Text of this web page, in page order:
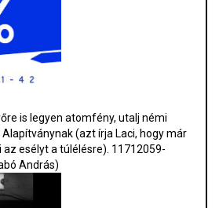
is legyen atomfény, utalj némi
(azt írja Laci, hogy már
esélyt a túlélésre). 11712059-
András)